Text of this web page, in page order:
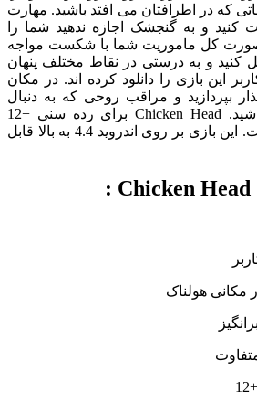
که در اطرافتان می افتد باشید. مهارت
کنید و به گنجشک اجازه ندهید شما را
صورت کل ماموریت شما با شکست مواجه
کنید و به درستی در نقاط مختلف پنهان
این بازی را دانلود کرده اند. در مکان
بپردازید و مراقب روحی که به دنبال
شکار کردن شماست باشید. Chicken Head برای رده سنی +12
مناسب ارزیابی شده است. این بازی بر روی اندروید 4.4 به بالا قابل
هولناک